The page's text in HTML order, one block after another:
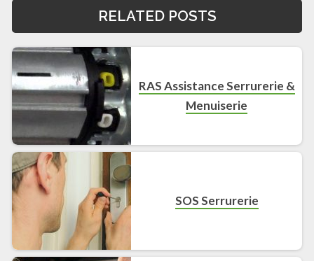
RELATED POSTS
RAS Assistance Serrurerie &
Menuiserie
SOS Serrurerie